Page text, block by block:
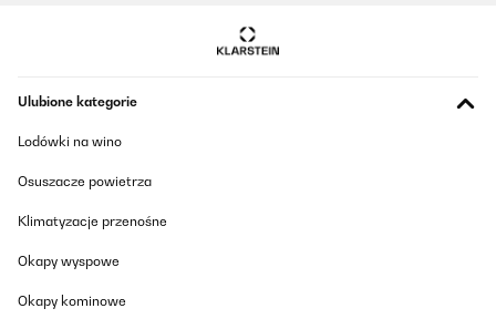
Ulubione kategorie
Lodówki na wino
Osuszacze powietrza
Klimatyzacje przenośne
Okapy wyspowe
Okapy kominowe